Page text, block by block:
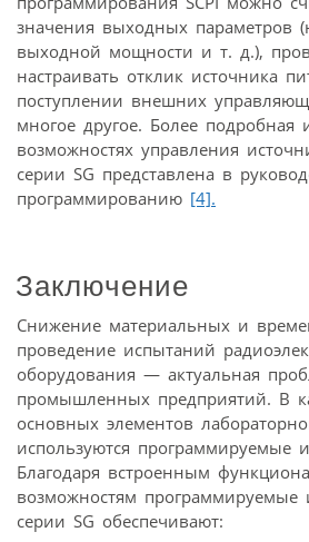
значения выходных параметров
выходной мощности и т. д.),
настраивать отклик источника
поступлении внешних
многое другое. Более
возможностях управления
серии SG представлена в
программированию [4].
Заключение
Снижение материальных и
проведение испытаний
оборудования — актуальная
промышленных предприятий. В
основных элементов
используются программируемые
Благодаря встроенным
возможностям программируемые
серии SG обеспечивают: